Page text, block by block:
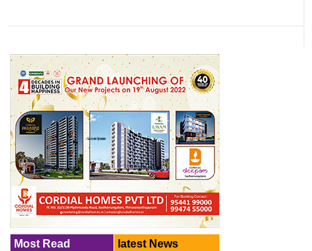
Most Read latest News